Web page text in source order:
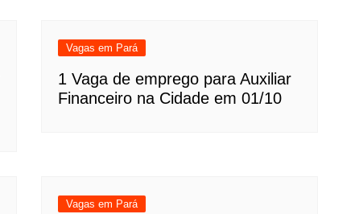
Vagas em Pará
1 Vaga de emprego para Auxiliar
Financeiro na Cidade em 01/10
Vagas em Pará